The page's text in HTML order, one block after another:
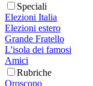
Speciali
Elezioni Italia
Elezioni estero
Grande Fratello
L'isola dei famosi
Amici
Rubriche
Oroscopo